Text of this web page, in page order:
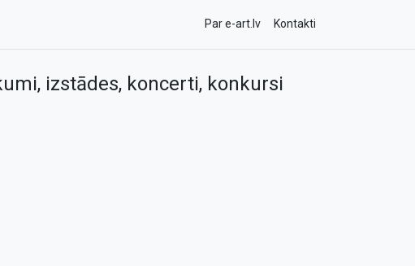
Par e-art.lv Kontakti
izstādes, koncerti, konkursi